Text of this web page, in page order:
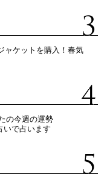
ャケットを購入！春気
の今週の運勢
いで占います